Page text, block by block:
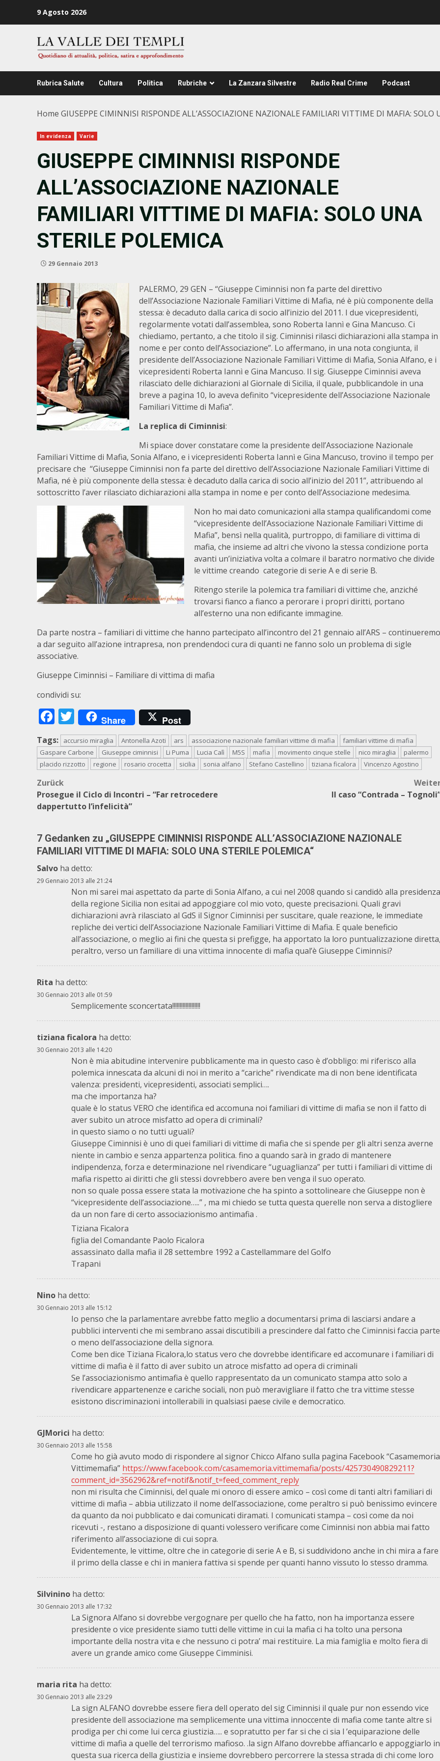
9 Agosto 2026
Rubrica Salute Cultura Politica Rubriche La Zanzara Silvestre Radio Real Crime Podcast
Home GIUSEPPE CIMINNISI RISPONDE ALL’ASSOCIAZIONE NAZIONALE FAMILIARI VITTIME DI MAFIA: SOLO
In evidenza Varie
GIUSEPPE CIMINNISI RISPONDE
ALL’ASSOCIAZIONE NAZIONALE
FAMILIARI VITTIME DI MAFIA: SOLO UNA
STERILE POLEMICA
29 Gennaio 2013
PALERMO, 29 GEN – “Giuseppe Ciminnisi non fa parte del direttivo
dell’Associazione Nazionale Familiari Vittime di Mafia, né è più componente della
stessa: è decaduto dalla carica di socio all’inizio del 2011. I due vicepresidenti,
regolarmente votati dall’assemblea, sono Roberta Iannì e Gina Mancuso. Ci
chiediamo, pertanto, a che titolo il sig. Ciminnisi rilasci dichiarazioni alla stampa in
nome e per conto dell’Associazione”. Lo affermano, in una nota congiunta, il
presidente dell’Associazione Nazionale Familiari Vittime di Mafia, Sonia Alfano, e i
vicepresidenti Roberta Iannì e Gina Mancuso. Il sig. Giuseppe Ciminnisi aveva
rilasciato delle dichiarazioni al Giornale di Sicilia, il quale, pubblicandole in una
breve a pagina 10, lo aveva definito “vicepresidente dell’Associazione Nazionale
Familiari Vittime di Mafia”.
La replica di Ciminnisi:
Mi spiace dover constatare come la presidente dell’Associazione Nazionale
Familiari Vittime di Mafia, Sonia Alfano, e i vicepresidenti Roberta Iannì e Gina Mancuso, trovino il tempo per
precisare che “Giuseppe Ciminnisi non fa parte del direttivo dell’Associazione Nazionale Familiari Vittime di
Mafia, né è più componente della stessa: è decaduto dalla carica di socio all’inizio del 2011”, attribuendo al
sottoscritto l’aver rilasciato dichiarazioni alla stampa in nome e per conto dell’Associazione medesima.
Non ho mai dato comunicazioni alla stampa qualificandomi come
“vicepresidente dell’Associazione Nazionale Familiari Vittime di
Mafia”, bensì nella qualità, purtroppo, di familiare di vittima di
mafia, che insieme ad altri che vivono la stessa condizione porta
avanti un’iniziativa volta a colmare il baratro normativo che divide
le vittime creando categorie di serie A e di serie B.
Ritengo sterile la polemica tra familiari di vittime che, anziché
trovarsi fianco a fianco a perorare i propri diritti, portano
all’esterno una non edificante immagine.
Da parte nostra – familiari di vittime che hanno partecipato all’incontro del 21 gennaio all’ARS – continueremo
a dar seguito all’azione intrapresa, non prendendoci cura di quanti ne fanno solo un problema di sigle
associative.
Giuseppe Ciminnisi – Familiare di vittima di mafia
condividi su:
Facebook
Twitter
Share Post
Tags: accursio miraglia Antonella Azoti ars associazione nazionale familiari vittime di mafia
familiari vittime di mafia
Gaspare Carbone
Giuseppe ciminnisi Li Puma Lucia Calì M5S mafia movimento cinque stelle nico miraglia
palermo
placido rizzotto
regione rosario crocetta sicilia sonia alfano Stefano Castellino tiziana ficalora Vincenzo Agostino
Beitragsnavigation
Zurück
Prosegue il Ciclo di Incontri – “Far retrocedere
dappertutto l’infelicità”
Il caso “Contrada –
7 Gedanken zu „GIUSEPPE CIMINNISI RISPONDE ALL’ASSOCIAZIONE NAZIONALE
FAMILIARI VITTIME DI MAFIA: SOLO UNA STERILE POLEMICA“
Salvo ha detto:
29 Gennaio 2013 alle 21:24
Non mi sarei mai aspettato da parte di Sonia Alfano, a cui nel 2008 quando si candidò alla presidenza
della regione Sicilia non esitai ad appoggiare col mio voto, queste precisazioni. Quali gravi
dichiarazioni avrà rilasciato al GdS il Signor Ciminnisi per suscitare, quale reazione, le immediate
repliche dei vertici dell’Associazione Nazionale Familiari Vittime di Mafia. E quale beneficio
all’associazione, o meglio ai fini che questa si prefigge, ha apportato la loro puntualizzazione
peraltro, verso un familiare di una vittima innocente di mafia qual’è Giuseppe Ciminnisi?
Rita ha detto:
30 Gennaio 2013 alle 01:59
Semplicemente sconcertata!!!!!!!!!!!!!!!!!!!
tiziana ficalora ha detto:
30 Gennaio 2013 alle 14:20
Non è mia abitudine intervenire pubblicamente ma in questo caso è d’obbligo: mi riferisco alla
polemica innescata da alcuni di noi in merito a “cariche” rivendicate ma di non bene identificata
valenza: presidenti, vicepresidenti, associati semplici….
ma che importanza ha?
quale è lo status VERO che identifica ed accomuna noi familiari di vittime di mafia se non il fatto di
aver subito un atroce misfatto ad opera di criminali?
in questo siamo o no tutti uguali?
Giuseppe Ciminnisi è uno di quei familiari di vittime di mafia che si spende per gli altri senza averne
niente in cambio e senza appartenza politica. fino a quando sarà in grado di mantenere
indipendenza, forza e determinazione nel rivendicare “uguaglianza” per tutti i familiari di vittime di
mafia rispetto ai diritti che gli stessi dovrebbero avere ben venga il suo operato.
non so quale possa essere stata la motivazione che ha spinto a sottolineare che Giuseppe non è
“vicepresidente dell’associazione…..” , ma mi chiedo se tutta questa querelle non serva a distogliere
da un non fare di certo associazionismo antimafia .
Tiziana Ficalora
figlia del Comandante Paolo Ficalora
assassinato dalla mafia il 28 settembre 1992 a Castellammare del Golfo
Trapani
Nino ha detto:
30 Gennaio 2013 alle 15:12
Io penso che la parlamentare avrebbe fatto meglio a documentarsi prima di lasciarsi andare a
pubblici interventi che mi sembrano assai discutibili a prescindere dal fatto che Ciminnisi faccia parte
o meno dell’associazione della signora.
Come ben dice Tiziana Ficalora,lo status vero che dovrebbe identificare ed accomunare i familiari di
vittime di mafia è il fatto di aver subito un atroce misfatto ad opera di criminali
Se l’associazionismo antimafia è quello rappresentato da un comunicato stampa atto solo a
rivendicare appartenenze e cariche sociali, non può meravigliare il fatto che tra vittime stesse
esistono discriminazioni intollerabili in qualsiasi paese civile e democratico.
GJMorici ha detto:
30 Gennaio 2013 alle 15:58
Come ho già avuto modo di rispondere al signor Chicco Alfano sulla pagina Facebook “Casamemoria
Vittimemafia” https://www.facebook.com/casamemoria.vittimemafia/posts/425730490829211?
comment_id=3562962&ref=notif&notif_t=feed_comment_reply
non mi risulta che Ciminnisi, del quale mi onoro di essere amico – così come di tanti altri familiari di
vittime di mafia – abbia utilizzato il nome dell’associazione, come peraltro si può benissimo evincere
da quanto da noi pubblicato e dai comunicati diramati. I comunicati stampa – così come da noi
ricevuti -, restano a disposizione di quanti volessero verificare come Ciminnisi non abbia mai fatto
riferimento all’associazione di cui sopra.
Evidentemente, le vittime, oltre che in categorie di serie A e B, si suddividono anche in chi mira a fare
il primo della classe e chi in maniera fattiva si spende per quanti hanno vissuto lo stesso dramma.
Silvinino ha detto:
30 Gennaio 2013 alle 17:32
La Signora Alfano si dovrebbe vergognare per quello che ha fatto, non ha importanza essere
presidente o vice presidente siamo tutti delle vittime in cui la mafia ci ha tolto una persona
importante della nostra vita e che nessuno ci potra’ mai restituire. La mia famiglia e molto fiera di
avere un grande amico come Giuseppe Cimminisi.
maria rita ha detto:
30 Gennaio 2013 alle 23:29
La sign ALFANO dovrebbe essere fiera dell operato del sig Ciminnisi il quale pur non essendo vice
presidente dell associazione ma semplicemente una vittima innoccente di mafia come tante altre si
prodiga per chi come lui cerca giustizia….. e sopratutto per far si che ci sia l ’equiparazione delle
vittime di mafia a quelle del terrorismo mafioso. .la sign Alfano dovrebbe affiancarlo e appoggiarlo in
questa sua ricerca della giustizia e insieme dovrebbero percorrere la stessa strada di chi come loro